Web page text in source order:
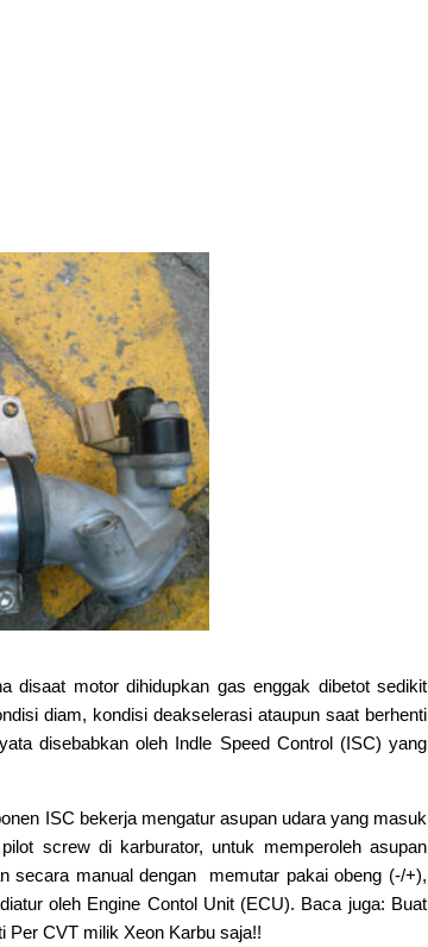
disaat motor dihidupkan gas enggak dibetot sedikit
diam, kondisi deakselerasi ataupun saat berhenti
disebabkan oleh Indle Speed Control (ISC) yang
ISC bekerja mengatur asupan udara yang masuk
screw di karburator, untuk memperoleh asupan
secara manual dengan memutar pakai obeng (-/+),
oleh Engine Contol Unit (ECU). Baca juga: Buat
CVT milik Xeon Karbu saja!!